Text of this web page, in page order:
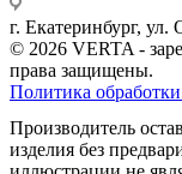
г. Екатеринбург,
© 2026 VERTA -
права защищены.
Политика
Производитель
изделия без